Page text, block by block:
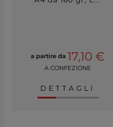
a partire da 17,10 €
A CONFEZIONE
DETTAGLI